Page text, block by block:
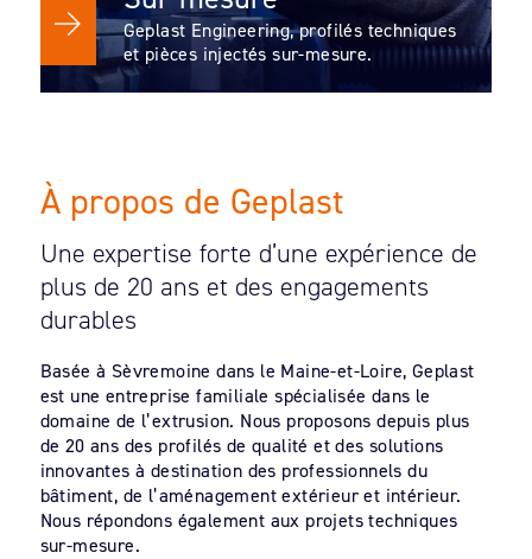
Geplast Engineering, profilés techniques
et pièces injectés sur-mesure.
À propos de Geplast
Une expertise forte d’une expérience de
plus de 20 ans et des engagements
durables
Basée à Sèvremoine dans le Maine-et-Loire, Geplast
est une entreprise familiale spécialisée dans le
domaine de l’extrusion. Nous proposons depuis plus
de 20 ans des profilés de qualité et des solutions
innovantes à destination des professionnels du
bâtiment, de l’aménagement extérieur et intérieur.
Nous répondons également aux projets techniques
sur-mesure.